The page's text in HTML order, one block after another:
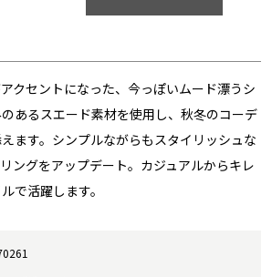
クセントになった、今っぽいムード漂うシ
あるスエード素材を使用し、秋冬のコーデ
ます。シンプルながらもスタイリッシュな
ングをアップデート。カジュアルからキレ
で活躍します。